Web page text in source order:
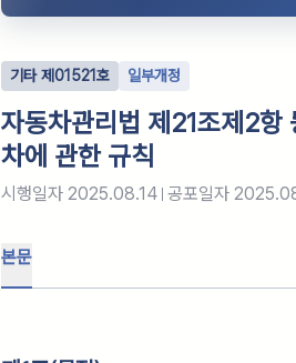
기타제 01521호 일부개정
자동차관리법 제21조제2항
차에 관한 규칙
시행일자 2025.08.14 공포일자
본문